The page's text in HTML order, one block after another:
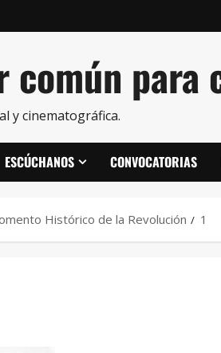
común
y cinematográfica.
ESCÚCHANOS CONVOCATORIAS
Histórico de la Revolución 1